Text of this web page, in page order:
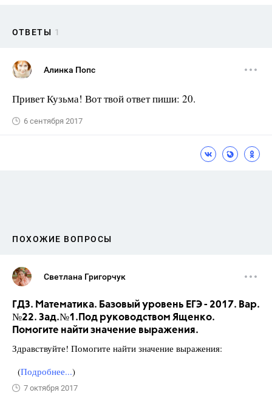
ОТВЕТЫ 1
Алинка Попс
Привет Кузьма! Вот твой ответ пиши: 20.
6 сентября 2017
ПОХОЖИЕ ВОПРОСЫ
Светлана Григорчук
ГДЗ. Математика. Базовый уровень ЕГЭ - 2017. Вар.
№22. Зад.№1.Под руководством Ященко.
Помогите найти значение выражения.
Здравствуйте! Помогите найти значение выражения:
(Подробнее...)
7 октября 2017